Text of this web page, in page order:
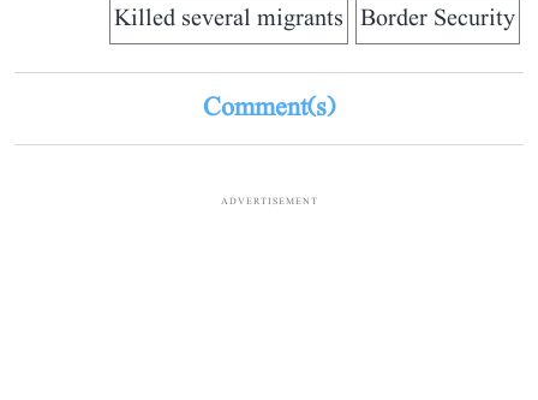
Border Security
Killed several migrants
Comment(s)
ADVERTISEMENT